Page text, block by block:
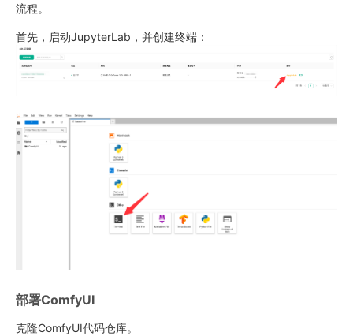
流程。
首先，启动JupyterLab，并创建终端：
部署ComfyUI
克隆ComfyUI代码仓库。